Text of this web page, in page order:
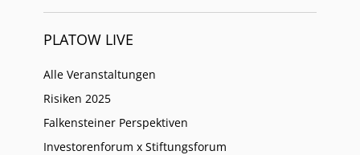
PLATOW LIVE
Alle Veranstaltungen
Risiken 2025
Falkensteiner Perspektiven
Investorenforum x Stiftungsforum